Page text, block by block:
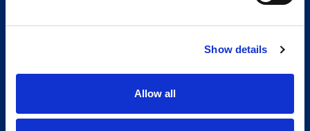
Show details
Allow all